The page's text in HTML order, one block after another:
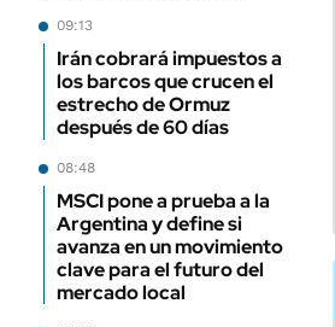
09:13
Irán cobrará impuestos a
los barcos que crucen el
estrecho de Ormuz
después de 60 días
08:48
MSCI pone a prueba a la
Argentina y define si
avanza en un movimiento
clave para el futuro del
mercado local